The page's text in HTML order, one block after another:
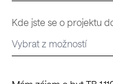
Kde jste se o projektu